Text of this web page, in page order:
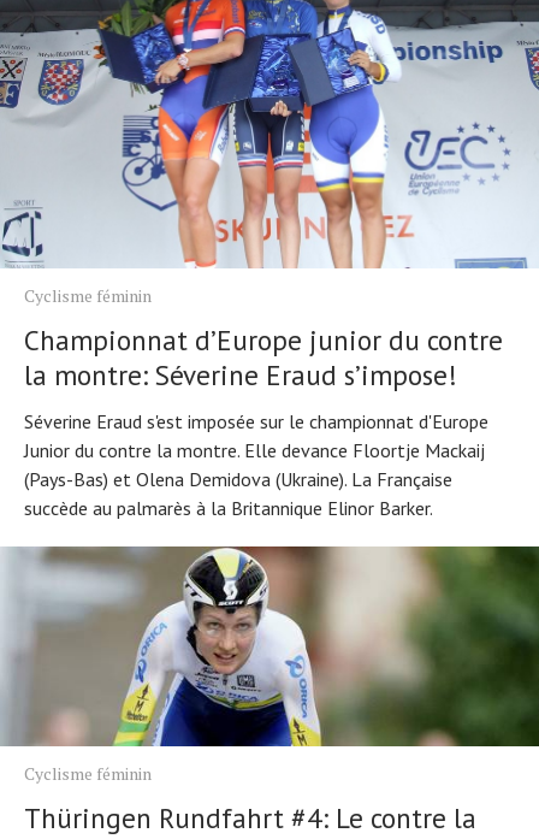
Cyclisme féminin
Championnat d’Europe junior du contre
la montre: Séverine Eraud s’impose!
Séverine Eraud s'est imposée sur le championnat d'Europe
Junior du contre la montre. Elle devance Floortje Mackaij
(Pays-Bas) et Olena Demidova (Ukraine). La Française
succède au palmarès à la Britannique Elinor Barker.
Cyclisme féminin
Thüringen Rundfahrt #4: Le contre la